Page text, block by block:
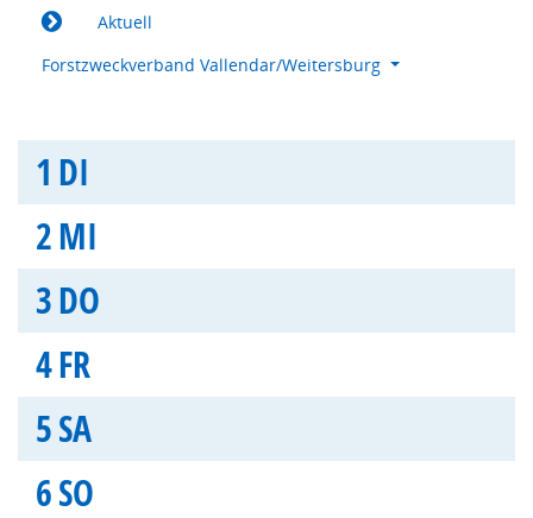
Aktuell
Forstzweckverband Vallendar/Weitersburg
1 DI
2MI
3DO
4FR
5SA
6SO